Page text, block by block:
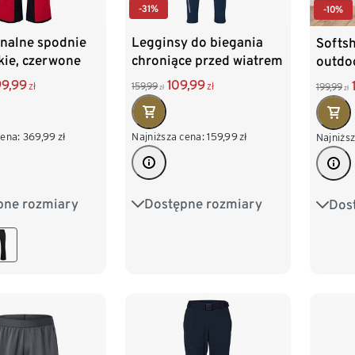
spodnie
czerwone
zł
369,99 zł
rozmiary
M 48/50
-31%
Legginsy do biegania
chroniące przed wiatrem
159,99 zł 109,99zł
Najniższa cena: 159,99zł
Dostępne rozmiary
S 44/46 M 48/50
-10%
199,99 zł
S